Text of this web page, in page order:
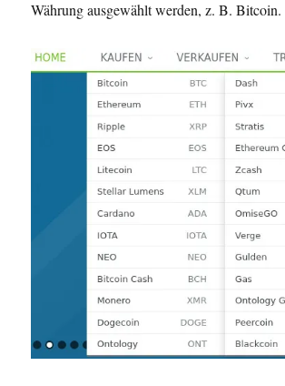
Währung ausgewählt werden, z. B. Bitcoin.